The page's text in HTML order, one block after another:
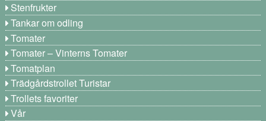
Stenfrukter
Tankar om odling
Tomater
Tomater – Vinterns Tomater
Tomatplan
Trädgårdstrollet Turistar
Trollets favoriter
Vår